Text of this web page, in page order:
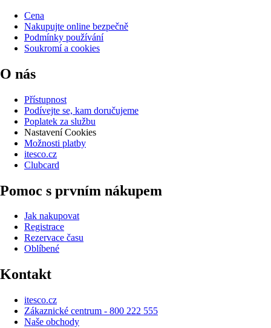
Cena
Nakupujte online bezpečně
Podmínky používání
Soukromí a cookies
O nás
Přístupnost
Podívejte se, kam doručujeme
Poplatek za službu
Nastavení Cookies
Možnosti platby
itesco.cz
Clubcard
Pomoc s prvním nákupem
Jak nakupovat
Registrace
Rezervace času
Oblíbené
Kontakt
itesco.cz
Zákaznické centrum - 800 222 555
Naše obchody